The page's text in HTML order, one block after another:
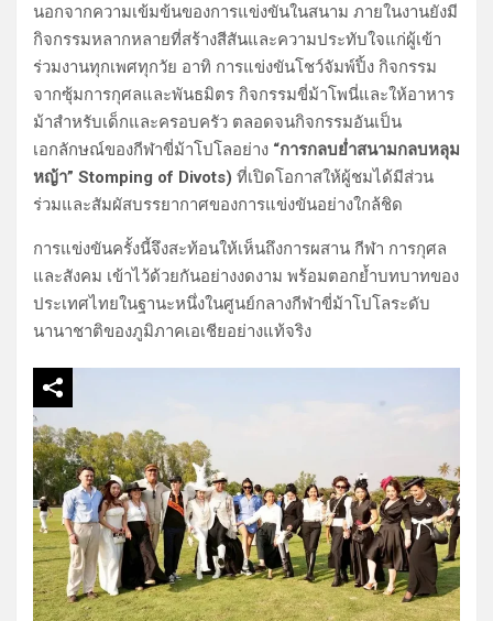
นอกจากความเข้มข้นของการแข่งขันในสนาม ภายในงานยังมี
กิจกรรมหลากหลายที่สร้างสีสันและความประทับใจแก่ผู้เข้า
ร่วมงานทุกเพศทุกวัย อาทิ การแข่งขันโชว์จัมพ์ปิ้ง กิจกรรม
จากซุ้มการกุศลและพันธมิตร กิจกรรมขี่ม้าโพนี่และให้อาหาร
ม้าสำหรับเด็กและครอบครัว ตลอดจนกิจกรรมอันเป็น
เอกลักษณ์ของกีฬาขี่ม้าโปโลอย่าง “การกลบย่ำสนามกลบหลุม
หญ้า” Stomping of Divots) ที่เปิดโอกาสให้ผู้ชมได้มีส่วน
ร่วมและสัมผัสบรรยากาศของการแข่งขันอย่างใกล้ชิด
การแข่งขันครั้งนี้จึงสะท้อนให้เห็นถึงการผสาน กีฬา การกุศล
และสังคม เข้าไว้ด้วยกันอย่างงดงาม พร้อมตอกย้ำบทบาทของ
ประเทศไทยในฐานะหนึ่งในศูนย์กลางกีฬาขี่ม้าโปโลระดับ
นานาชาติของภูมิภาคเอเชียอย่างแท้จริง